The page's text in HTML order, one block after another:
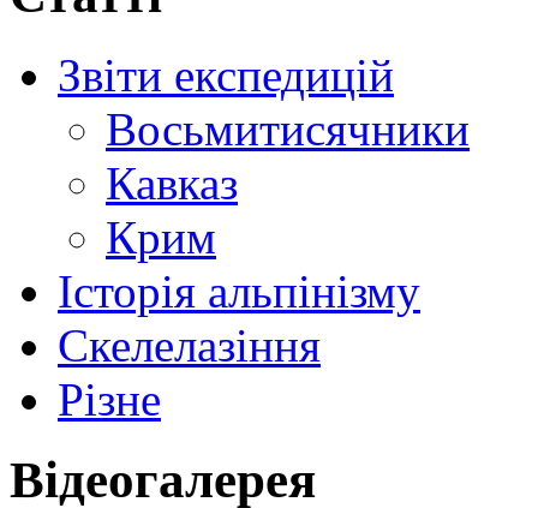
Звіти експедицій
Восьмитисячники
Кавказ
Крим
Історія альпінізму
Скелелазіння
Різне
Відеогалерея